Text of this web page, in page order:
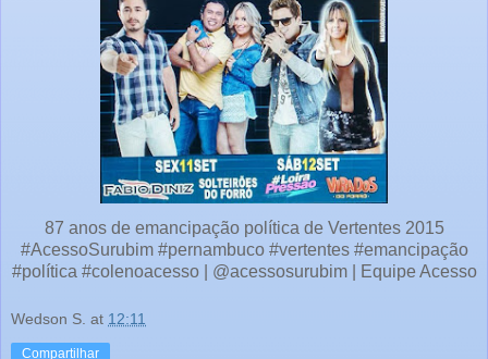
87 anos de emancipação política de Vertentes 2015
#AcessoSurubim #pernambuco #vertentes #emancipação
#política #colenoacesso | @acessosurubim | Equipe Acesso
Wedson S. at 12:11
Compartilhar